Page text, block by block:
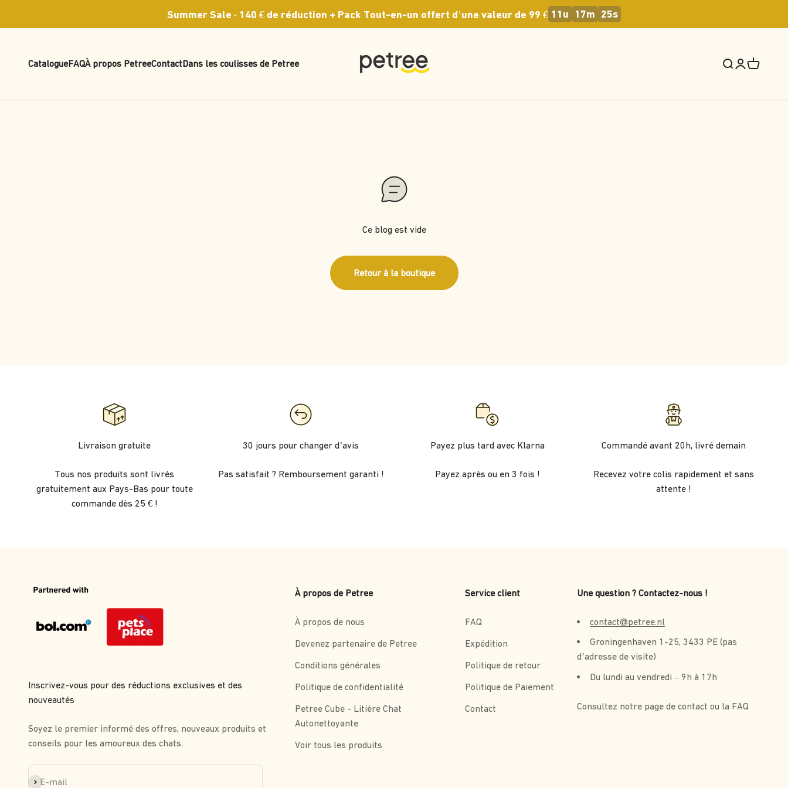
Summer Sale · 140 € de réduction + Pack Tout-en-un offert d’une valeur de 99 € 11u 17m 24s
CatalogueFAQÀ propos PetreeContactDans les coulisses de Petree
Petree Europe
Recherche
Connexion
Panier
Ce blog est vide
Retour à la boutique
Livraison gratuite
Tous nos produits sont livrés
gratuitement aux Pays-Bas pour toute
commande dès 25 € !
30 jours pour changer d’avis
Pas satisfait ? Remboursement garanti !
Payez plus tard avec Klarna
Payez après ou en 3 fois !
Commandé avant 20h, livré demain
Recevez votre colis rapidement et sans
attente !
Inscrivez-vous pour des réductions exclusives et des
nouveautés
Soyez le premier informé des offres, nouveaux produits et
conseils pour les amoureux des chats.
E-mail
S'inscrire
À propos de Petree
À propos de nous
Devenez partenaire de Petree
Conditions générales
Politique de confidentialité
Petree Cube - Litière Chat
Autonettoyante
Voir tous les produits
Service client
FAQ
Expédition
Politique de retour
Politique de Paiement
Contact
Une question ? Contactez-nous !
contact@petree.nl
Groningenhaven 1-25, 3433 PE (pas
d’adresse de visite)
Du lundi au vendredi – 9h à 17h
Consultez notre page de contact ou la FAQ